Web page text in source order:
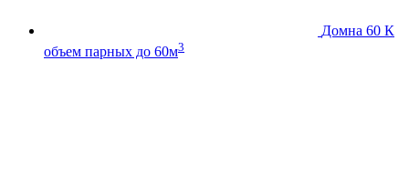
Домна 60 К
объем парных до 60м3